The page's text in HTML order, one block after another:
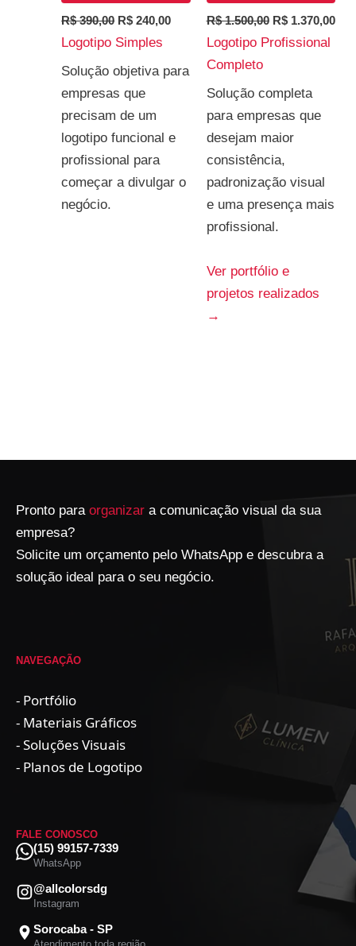
R$390,00 R$ 240,00
Logotipo Simples
Solução objetiva para
empresas que
precisam de um
logotipo funcional e
profissional para
começar a divulgar o
negócio.
R$1.500,00 R$1.370,00
Logotipo Profissional
Completo
Solução completa
para empresas que
desejam maior
consistência,
padronização visual
e uma presença mais
profissional.
Ver portfólio e
projetos realizados
→
Pronto para organizar a comunicação visual da sua
empresa?
Solicite um orçamento pelo WhatsApp e descubra a
solução ideal para o seu negócio.
NAVEGAÇÃO
- Portfólio
- Materiais Gráficos
- Soluções Visuais
- Planos de Logotipo
FALE CONOSCO
(15) 99157-7339
WhatsApp
@allcolorsdg
Instagram
Sorocaba - SP